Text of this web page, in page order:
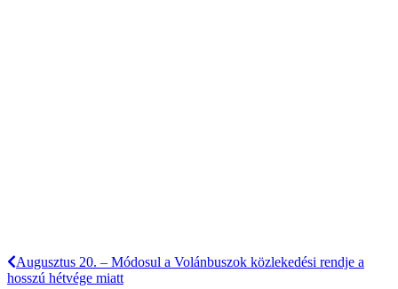
Augusztus 20. – Módosul a Volánbuszok közlekedési rendje a
hosszú hétvége miatt